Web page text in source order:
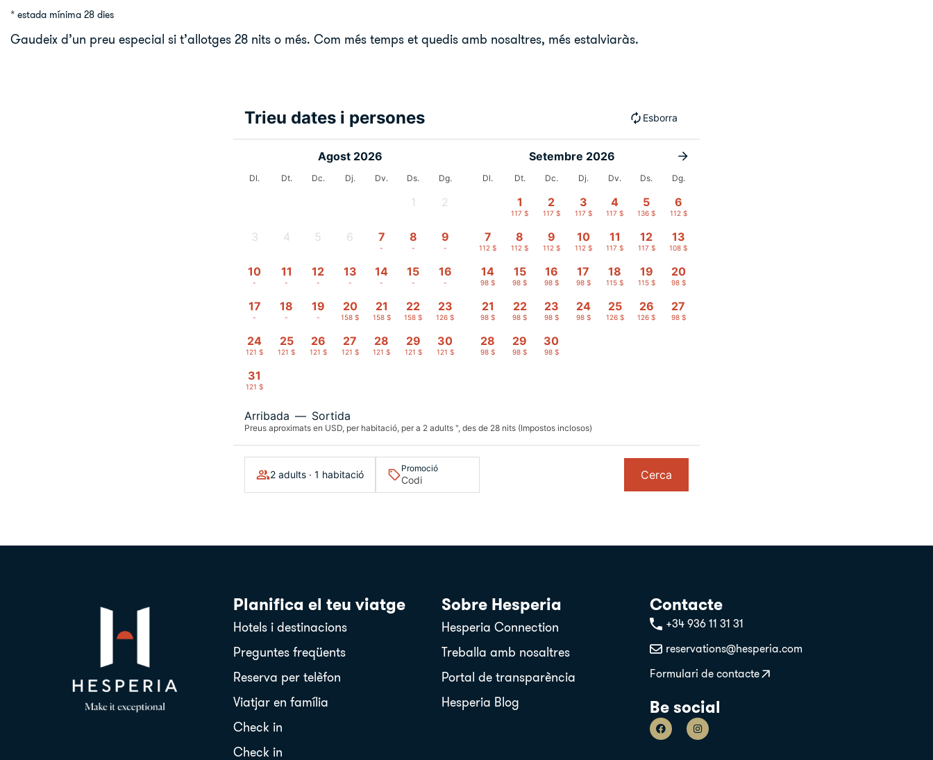
estada mínima 28 dies
Gaudeix d’un preu especial si t’allotges 28 nits o més. Com més temps et quedis amb nosaltres, més estalviaràs.
Trieu dates i persones Esborra
Agost 2026
Dl. Dt. Dc. Dj. Dv. Ds. Dg.
1 2
3 4 5 6 7
-
8
-
9
-
10
-
11
-
12
-
13
-
14
-
15
-
16
-
17
-
18
-
19
-
20
158 $
21
158 $
22
158 $
23
126 $
24
121 $
25
121 $
26
121 $
27
121 $
28
121 $
29
121 $
30
121 $
31
121 $
Setembre 2026
Dl. Dt. Dc. Dj. Dv. Ds. Dg.
1
117 $
2
117 $
3
117 $
4
117 $
5
136 $
6
112 $
7
112 $
8
112 $
9
112 $
10
112 $
11
117 $
12
117 $
13
108 $
14
98 $
15
98 $
16
98 $
17
98 $
18
115 $
19
115 $
20
98 $
21
98 $
22
98 $
23
98 $
24
98 $
25
126 $
26
126 $
27
98 $
28
98 $
29
98 $
30
98 $
Arribada — Sortida
Preus aproximats en USD, per habitació, per a 2 adults ", des de 28 nits (Impostos inclosos)
2 adults · 1 habitació Promoció Cerca
Planifica el teu viatge
Hotels i destinacions
Preguntes freqüents
Reserva per telèfon
Viatjar en família
Check in
Check in
Sobre Hesperia
Hesperia Connection
Treballa amb nosaltres
Portal de transparència
Hesperia Blog
Contacte
+34 936 11 31 31
reservations@hesperia.com
Formulari de contacte
Be social